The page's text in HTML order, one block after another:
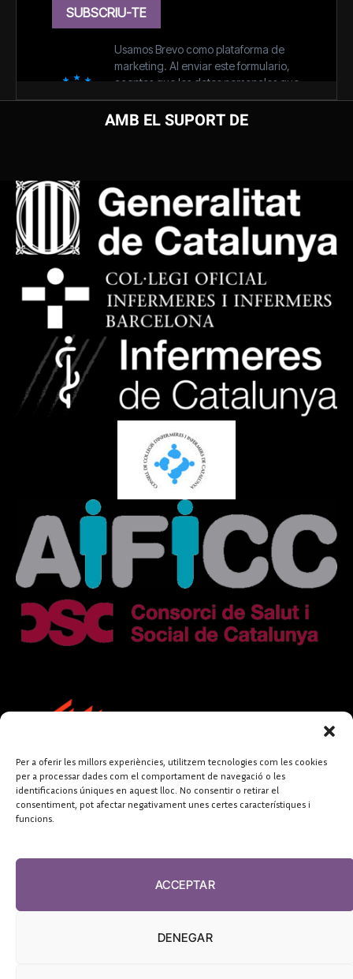
Per a oferir les millors experiències, utilitzem tecnologies com les cookies
per a processar dades com el comportament de navegació o les
identificacions úniques en aquest lloc. No consentir o retirar el
consentiment, pot afectar negativament unes certes característiques i
funcions.
ACCEPTAR
DENEGAR
AMB EL SUPORT DE
FUNDACIÓ